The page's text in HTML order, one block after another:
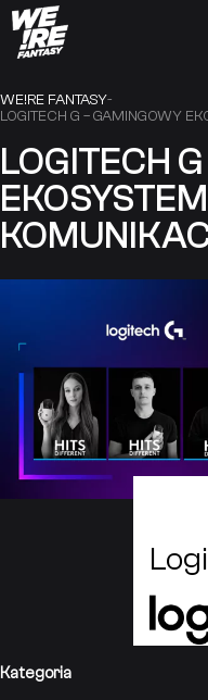
to
content
WE!RE FANTASY-
LOGITECH G – GAMINGOWY
LOGITECH
EKOSYSTEM
Kategoria